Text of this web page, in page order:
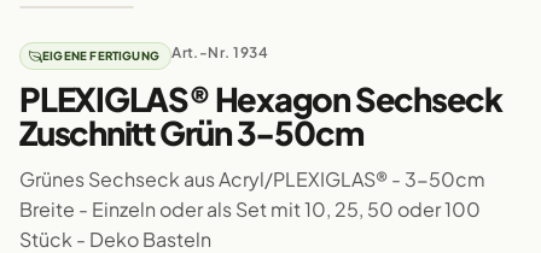
EIGENE FERTIGUNG Art.-Nr. 1934
PLEXIGLAS® Hexagon Sechseck
Zuschnitt Grün 3-50cm
Grünes Sechseck aus Acryl/PLEXIGLAS® - 3-50cm
Breite - Einzeln oder als Set mit 10, 25, 50 oder 100
Stück - Deko Basteln